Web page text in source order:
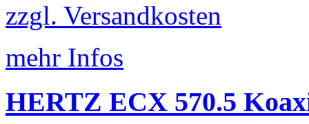
zzgl. Versandkosten
mehr Infos
HERTZ ECX 570.5